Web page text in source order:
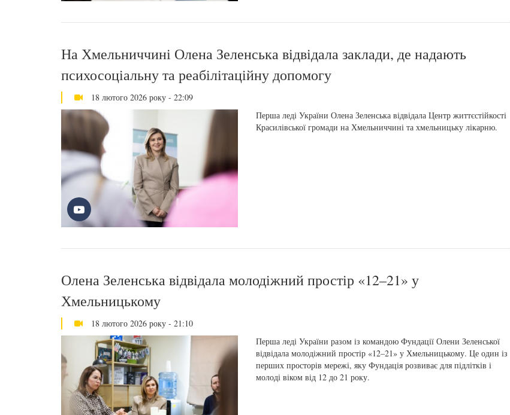
На Хмельниччині Олена Зеленська відвідала заклади, де надають
психосоціальну та реабілітаційну допомогу
18 лютого 2026 року - 22:09
Перша леді України Олена Зеленська відвідала Центр життєстійкості
Красилівської громади на Хмельниччині та хмельницьку лікарню.
Олена Зеленська відвідала молодіжний простір «12–21» у
Хмельницькому
18 лютого 2026 року - 21:10
Перша леді України разом із командою Фундації Олени Зеленської
відвідала молодіжний простір «12–21» у Хмельницькому. Це один із
перших просторів мережі, яку Фундація розвиває для підлітків і
молоді віком від 12 до 21 року.